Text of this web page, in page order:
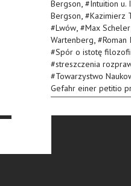
Bergson, #Intuition u.
Bergson, #Kazimierz
#Lwów, #Max Scheler
Wartenberg, #Roman
#Spór o istotę filozofii
#streszczenia
#Towarzystwo
Gefahr einer petitio